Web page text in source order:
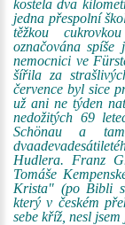
kostela dva
jedna přespolní
těžkou
označována
nemocnici ve
šířila za
července byl sice
už ani ne týden
nedožitých 69
Schönau a
Hudlera. Franz
Tomáše
Krista" (po Bibli
který v českém
sebe kříž, nesl